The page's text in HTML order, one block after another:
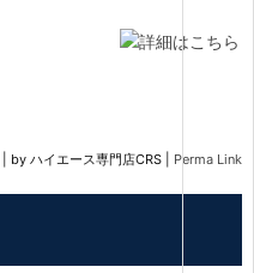
by ハイエース専門店CRS Perma Link